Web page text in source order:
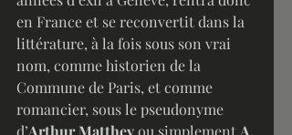
en France et se reconvertit dans la
littérature, à la fois sous son vrai
nom, comme historien de la
Commune de Paris, et comme
romancier, sous le pseudonyme
d’Arthur Matthey ou simplement A.